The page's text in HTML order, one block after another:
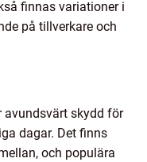
finnas variationer i
på tillverkare och
avundsvärt skydd för
dagar. Det finns
och populära